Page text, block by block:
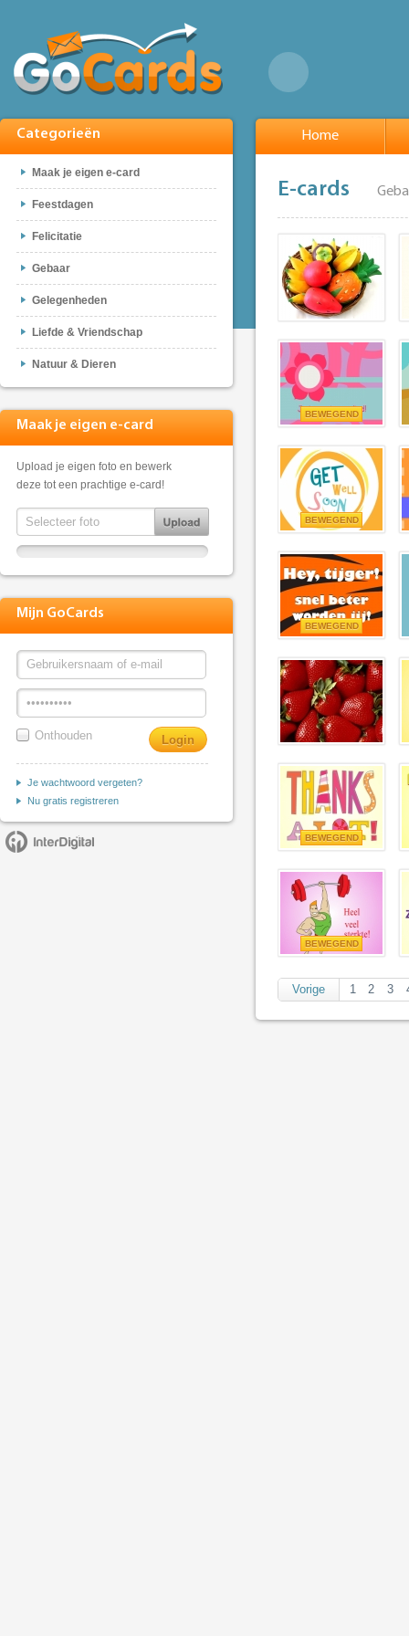
Categorieën
Maak je eigen e-card
Feestdagen
Felicitatie
Gebaar
Gelegenheden
Liefde & Vriendschap
Natuur & Dieren
Maak je eigen e-card
Upload je eigen foto en bewerk
deze tot een prachtige e-card!
Mijn GoCards
Onthouden
Je wachtwoord vergeten?
Nu gratis registreren
Home
E-cards
BEWEGEND
BEWEGEND
BEWEGEND
BEWEGEND
BEWEGEND
Vorige 1 2 3